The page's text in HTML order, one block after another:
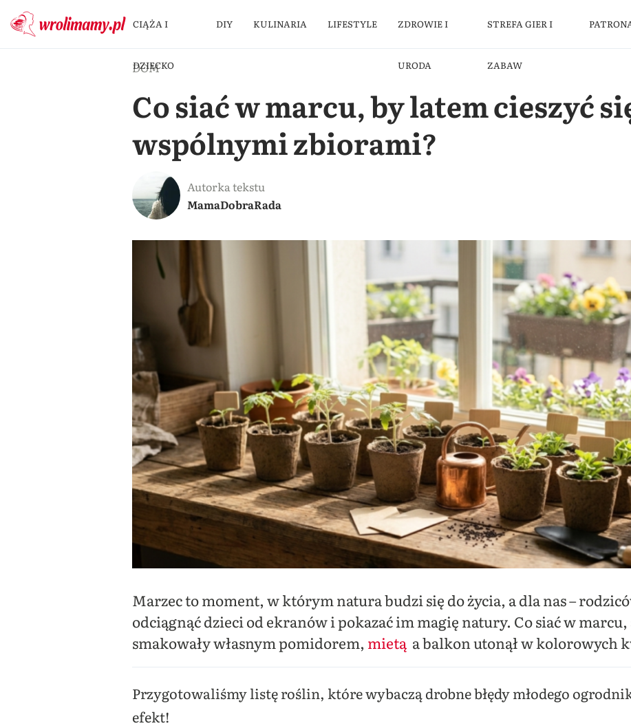
CIĄŻA I
DZIECKO
DIY KULINARIA LIFESTYLE ZDROWIE I
URODA
STREFA GIER I
ZABAW
DOM
Co siać w marcu, by latem cieszyć
wspólnymi zbiorami?
Autorka tekstu
MamaDobraRada
Marzec to moment, w którym natura budzi się do życia, a dla nas –
odciągnąć dzieci od ekranów i pokazać im magię natury. Co siać w
smakowały własnym pomidorem, mietą a balkon utonął w kolorowych
Przygotowaliśmy listę roślin, które wybaczą drobne błędy młodego
efekt!